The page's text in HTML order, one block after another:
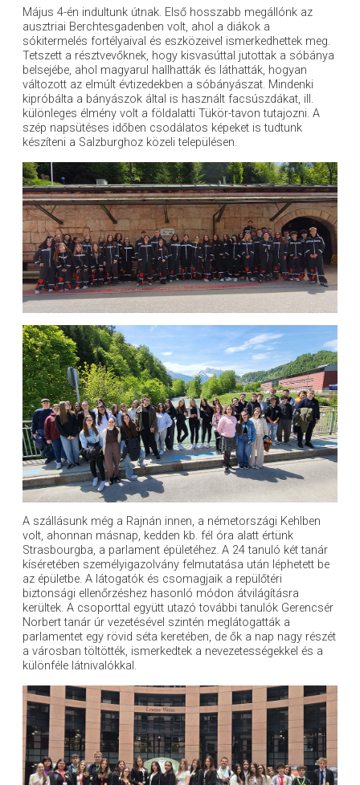
Május 4-én indultunk útnak. Első hosszabb megállónk az
ausztriai Berchtesgadenben volt, ahol a diákok a
sókitermelés fortélyaival és eszközeivel ismerkedhettek meg.
Tetszett a résztvevőknek, hogy kisvasúttal jutottak a sóbánya
belsejébe, ahol magyarul hallhatták és láthatták, hogyan
változott az elmúlt évtizedekben a sóbányászat. Mindenki
kipróbálta a bányászok által is használt facsúszdákat, ill.
különleges élmény volt a földalatti Tükör-tavon tutajozni. A
szép napsütéses időben csodálatos képeket is tudtunk
készíteni a Salzburghoz közeli településen.
A szállásunk még a Rajnán innen, a németországi Kehlben
volt, ahonnan másnap, kedden kb. fél óra alatt értünk
Strasbourgba, a parlament épületéhez. A 24 tanuló két tanár
kíséretében személyigazolvány felmutatása után léphetett be
az épületbe. A látogatók és csomagjaik a repülőtéri
biztonsági ellenőrzéshez hasonló módon átvilágításra
kerültek. A csoporttal együtt utazó további tanulók Gerencsér
Norbert tanár úr vezetésével szintén meglátogatták a
parlamentet egy rövid séta keretében, de ők a nap nagy részét
a városban töltötték, ismerkedtek a nevezetességekkel és a
különféle látnivalókkal.